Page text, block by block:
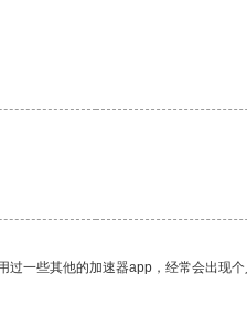
一些其他的加速器app，经常会出现个